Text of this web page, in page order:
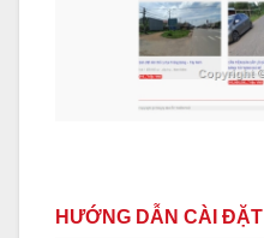
HƯỚNG DẪN CÀI ĐẶT